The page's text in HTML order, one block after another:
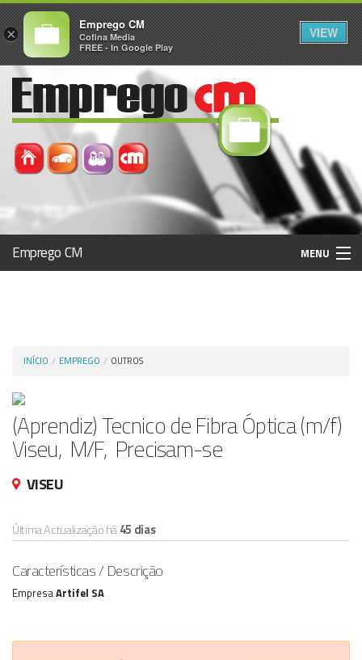
Emprego CM MENU
INÍCIO EMPREGO OUTROS
(Aprendiz) Tecnico de Fibra Óptica (m/f)
Viseu, M/F, Precisam-se
VISEU
Última Actualização há45 dias
Características / Descrição
EmpresaArtifel SA
×
Emprego CM
Cofina Media
FREE - In Google Play
VIEW